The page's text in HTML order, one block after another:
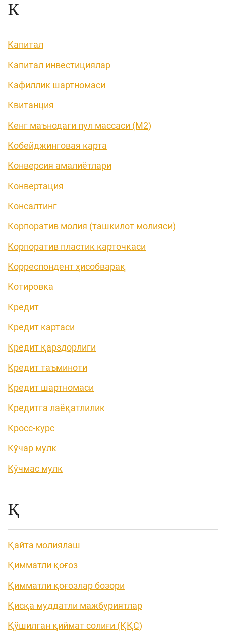
К
Капитал
Капитал инвестициялар
Кафиллик шартномаси
Квитанция
Кенг маънодаги пул массаси (М2)
Кобейджинговая карта
Конверсия амалиётлари
Конвертация
Консалтинг
Корпоратив молия (ташкилот молияси)
Корпоратив пластик карточкаси
Корреспондент ҳисобварақ
Котировка
Кредит
Кредит картаси
Кредит қарздорлиги
Кредит таъминоти
Кредит шартномаси
Кредитга лаёқатлилик
Кросс-курс
Кўчар мулк
Кўчмас мулк
Қ
Қайта молиялаш
Қимматли қоғоз
Қимматли қоғозлар бозори
Қисқа муддатли мажбуриятлар
Қўшилган қиймат солиғи (ҚҚС)